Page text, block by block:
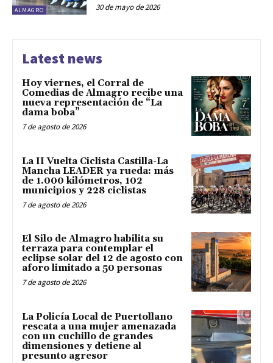
ALMAGRO 30 de mayo de 2026
Latest news
Hoy viernes, el Corral de
Comedias de Almagro recibe una
nueva representación de “La
dama boba”
7 de agosto de 2026
La II Vuelta Ciclista Castilla-La
Mancha LEADER ya rueda: más
de 1.000 kilómetros, 102
municipios y 228 ciclistas
7 de agosto de 2026
El Silo de Almagro habilita su
terraza para contemplar el
eclipse solar del 12 de agosto con
aforo limitado a 50 personas
7 de agosto de 2026
La Policía Local de Puertollano
rescata a una mujer amenazada
con un cuchillo de grandes
dimensiones y detiene al
presunto agresor